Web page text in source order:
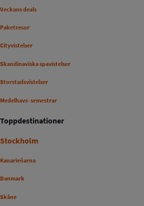
Veckans deals
Paketresor
Cityvistelser
Skandinaviska spavistelser
Storstadsvistelser
Medelhavs- semestrar
Toppdestinationer
Stockholm
Kanarieöarna
Danmark
Skåne